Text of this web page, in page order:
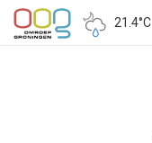
21.4°C